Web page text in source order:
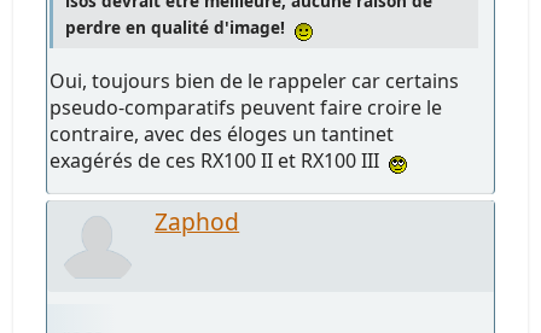
perdre en qualité d'image!
Oui, toujours bien de le rappeler car certains
pseudo-comparatifs peuvent faire croire le
contraire, avec des éloges un tantinet
exagérés de ces RX100 II et RX100 III
Zaphod